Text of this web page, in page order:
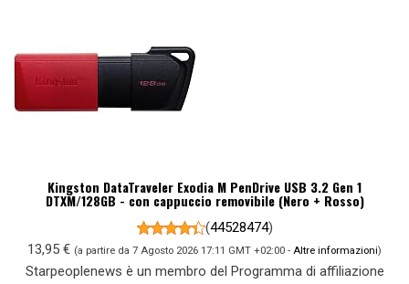
Kingston DataTraveler Exodia M PenDrive USB 3.2 Gen 1
DTXM/128GB - con cappuccio removibile (Nero + Rosso)
(44528474)
13,95 € (a partire da 7 Agosto 2026 17:11 GMT +02:00 - Altre informazioni)
Starpeoplenews è un membro del Programma di affiliazione